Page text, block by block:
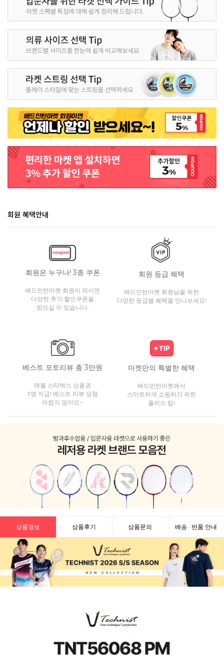
회원 혜택안내
회원은 누구나! 3종 쿠폰
배드민턴마켓 회원이 되시면
다양한 추가 할인쿠폰을
받으실 수 있습니다.
회원 등급 혜택
배드민턴마켓 회원님을 위한
다양한 등급별 혜택을 만나보세요!
베스트 포토리뷰 총 3만원
매월 스타벅스 상품권
3명 지급! 베스트 리뷰 당첨
어렵지 않아요~
마켓만의 특별한 혜택
배드민턴마켓에서
스마트하게 쇼핑하기 위한
플러스 팁!
상품정보 상품후기 상품문의 배송 · 반품 안내